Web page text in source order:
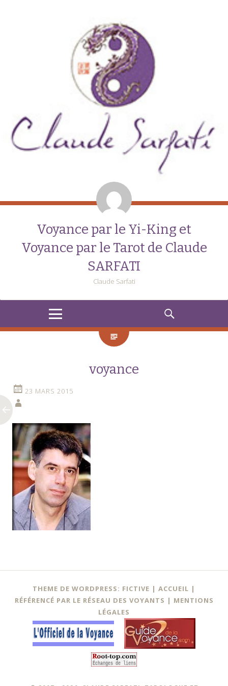
Voyance par le Yi-King et
Voyance par le Tarot de Claude
SARFATI
Claude Sarfati
RECHERCHE
voyance
23 MARS 2015
Navigation
des
articles
THEME DE WORDPRESS: FICTIVE | ACCUEIL |
RÉFÉRENCÉ PAR LE RÉSEAU DES VOYANTS | MENTIONS
LÉGALES